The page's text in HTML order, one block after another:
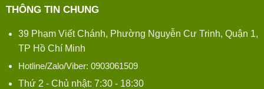
THÔNG TIN CHUNG
39 Phạm Viết Chánh, Phường Nguyễn Cư Trinh, Quận 1,
TP Hồ Chí Minh
Hotline/Zalo/Viber: 0903061509
Thứ 2 - Chủ nhật: 7:30 - 18:30